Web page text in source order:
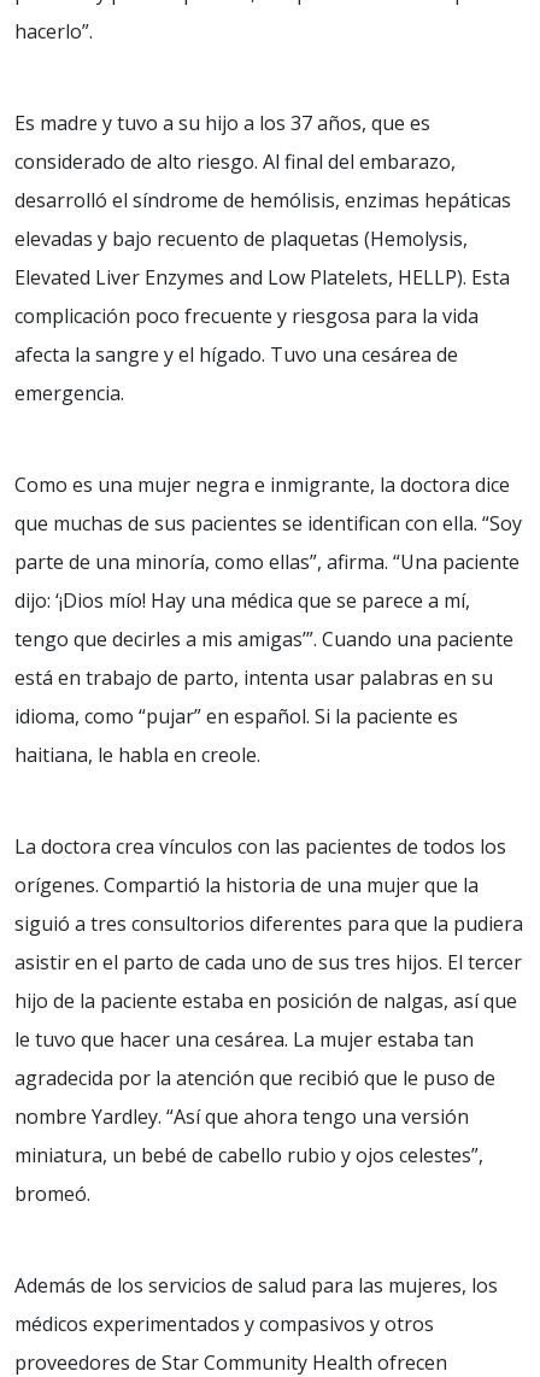
hacerlo”.
Es madre y tuvo a su hijo a los 37 años, que es
considerado de alto riesgo. Al final del embarazo,
desarrolló el síndrome de hemólisis, enzimas hepáticas
elevadas y bajo recuento de plaquetas (Hemolysis,
Elevated Liver Enzymes and Low Platelets, HELLP). Esta
complicación poco frecuente y riesgosa para la vida
afecta la sangre y el hígado. Tuvo una cesárea de
emergencia.
Como es una mujer negra e inmigrante, la doctora dice
que muchas de sus pacientes se identifican con ella. “Soy
parte de una minoría, como ellas”, afirma. “Una paciente
dijo: ‘¡Dios mío! Hay una médica que se parece a mí,
tengo que decirles a mis amigas’”. Cuando una paciente
está en trabajo de parto, intenta usar palabras en su
idioma, como “pujar” en español. Si la paciente es
haitiana, le habla en creole.
La doctora crea vínculos con las pacientes de todos los
orígenes. Compartió la historia de una mujer que la
siguió a tres consultorios diferentes para que la pudiera
asistir en el parto de cada uno de sus tres hijos. El tercer
hijo de la paciente estaba en posición de nalgas, así que
le tuvo que hacer una cesárea. La mujer estaba tan
agradecida por la atención que recibió que le puso de
nombre Yardley. “Así que ahora tengo una versión
miniatura, un bebé de cabello rubio y ojos celestes”,
bromeó.
Además de los servicios de salud para las mujeres, los
médicos experimentados y compasivos y otros
proveedores de Star Community Health ofrecen